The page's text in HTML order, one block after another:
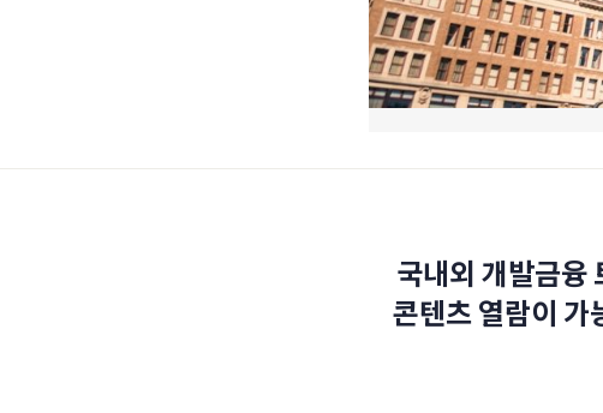
국내외 개발금융
콘텐츠 열람이 가